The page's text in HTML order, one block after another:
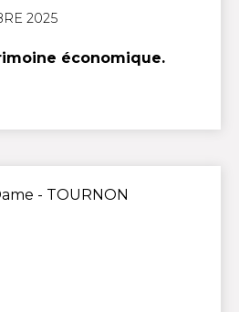
2025
économique.